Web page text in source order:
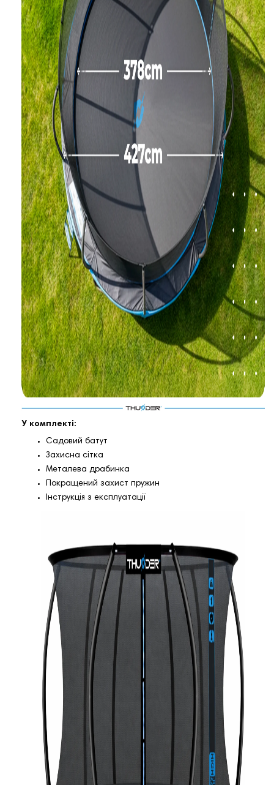
У комплекті:
Садовий батут
Захисна сітка
Металева драбинка
Покращений захист пружин
Інструкція з експлуатації